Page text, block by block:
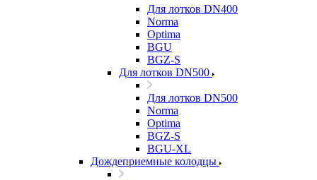
Для лотков DN400
Norma
Optima
BGU
BGZ-S
Для лотков DN500
Для лотков DN500
Norma
Optima
BGZ-S
BGU-XL
Дождеприемные колодцы